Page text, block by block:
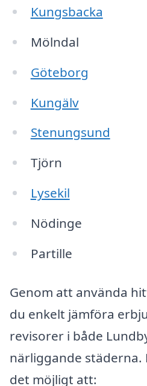
Kungsbacka
Mölndal
Göteborg
Kungälv
Stenungsund
Tjörn
Lysekil
Nödinge
Partille
Genom att använda
du enkelt jämföra
revisorer i både
närliggande
det möjligt att: